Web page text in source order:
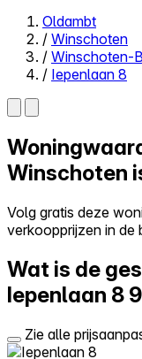
Close menu
Zelf kopen
Alles-in-één
Reviews
Log in
Oldambt
/ Winschoten
/ Winschoten-
/ Iepenlaan 8
Winschoten
Volg gratis deze
verkoopprijzen in de
Wat is de
Iepenlaan 8
Zie alle